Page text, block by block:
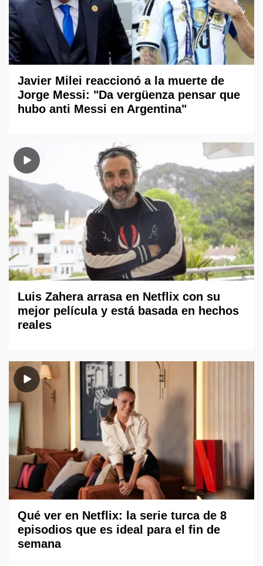
Javier Milei reaccionó a la muerte de
Jorge Messi: "Da vergüenza pensar que
hubo anti Messi en Argentina"
Luis Zahera arrasa en Netflix con su
mejor película y está basada en hechos
reales
Qué ver en Netflix: la serie turca de 8
episodios que es ideal para el fin de
semana